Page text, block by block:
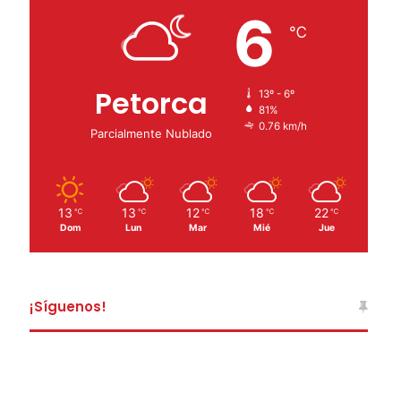
Petorca
Parcialmente Nublado
6 ℃
13º - 6º
81%
0.76 km/h
13 ℃
Dom
13 ℃
Lun
12 ℃
Mar
18 ℃
Mié
22 ℃
Jue
¡Síguenos!